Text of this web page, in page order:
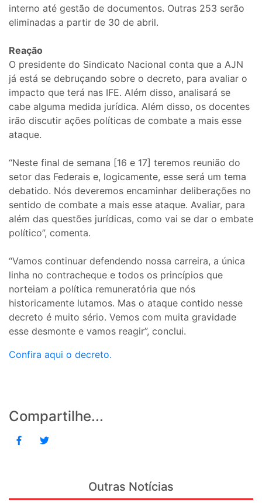
interno até gestão de documentos. Outras 253 serão
eliminadas a partir de 30 de abril.
Reação
O presidente do Sindicato Nacional conta que a AJN
já está se debruçando sobre o decreto, para avaliar o
impacto que terá nas IFE. Além disso, analisará se
cabe alguma medida jurídica. Além disso, os docentes
irão discutir ações políticas de combate a mais esse
ataque.
“Neste final de semana [16 e 17] teremos reunião do
setor das Federais e, logicamente, esse será um tema
debatido. Nós deveremos encaminhar deliberações no
sentido de combate a mais esse ataque. Avaliar, para
além das questões jurídicas, como vai se dar o embate
político”, comenta.
“Vamos continuar defendendo nossa carreira, a única
linha no contracheque e todos os princípios que
norteiam a política remuneratória que nós
historicamente lutamos. Mas o ataque contido nesse
decreto é muito sério. Vemos com muita gravidade
esse desmonte e vamos reagir”, conclui.
Confira aqui o decreto.
Compartilhe...
Outras Notícias